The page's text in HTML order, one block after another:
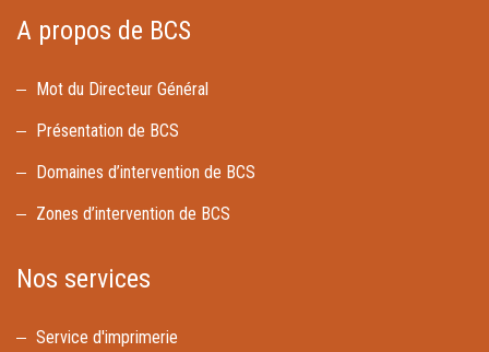
A propos de BCS
Mot du Directeur Général
Présentation de BCS
Domaines d’intervention de BCS
Zones d’intervention de BCS
Nos services
Service d'imprimerie